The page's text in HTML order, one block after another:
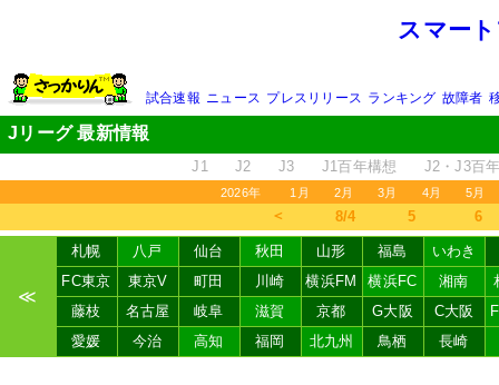
スマー
試合速報 ニュース プレスリリース ランキング 故障者
Jリーグ 最新情報
J1 J2 J3 J1百年構想 J2・J3百
2026年 1月 2月 3月 4月 5月
＜ 8/4 5 6
≪
札幌 八戸 仙台 秋田 山形 福島
いわき
FC東京
東京V 町田 川崎 横浜FM 横浜FC 湘南
藤枝
名古屋 岐阜 滋賀 京都 G大阪 C大阪
愛媛
今治 高知 福岡 北九州 鳥栖 長崎